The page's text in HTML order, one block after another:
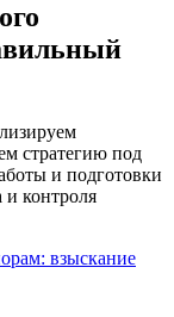
стратегию под
и подготовки
и контроля
взыскание